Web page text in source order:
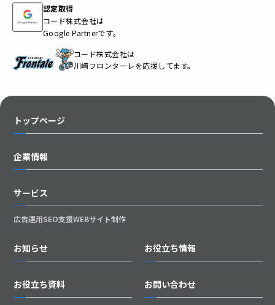
認定取得
コード株式会社は
Google Partnerです。
コード株式会社は
川崎フロンターレを応援してます。
トップページ
企業情報
サービス
広告運用SEO支援WEBサイト制作
お知らせ お役立ち情報
お役立ち資料 お問い合わせ